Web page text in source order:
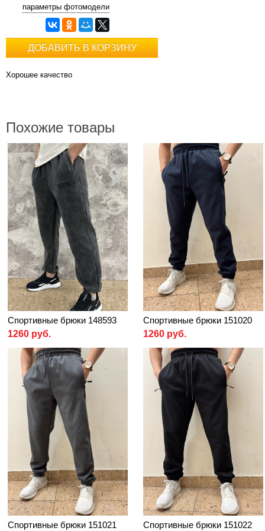
параметры фотомодели
ДОБАВИТЬ В КОРЗИНУ
Хорошее качество
Похожие товары
Спортивные брюки 148593
1260 руб.
Спортивные брюки 151020
1260 руб.
Спортивные брюки 151021
Спортивные брюки 151022